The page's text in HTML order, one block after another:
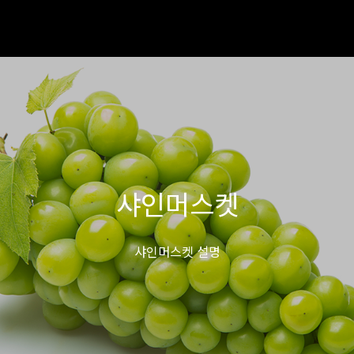
샤인머스켓
샤인머스켓 설명